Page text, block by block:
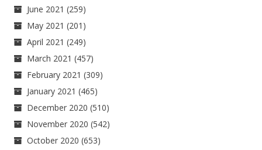
June 2021 (259)
May 2021 (201)
April 2021 (249)
March 2021 (457)
February 2021 (309)
January 2021 (465)
December 2020 (510)
November 2020 (542)
October 2020 (653)